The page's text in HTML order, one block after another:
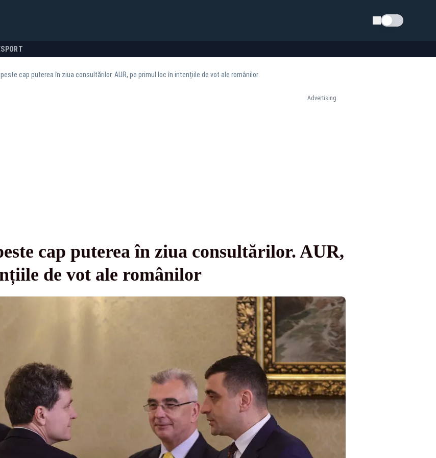
Schimba tema
SPORT
cap puterea în ziua consultărilor. AUR, pe primul loc în intențiile de vot ale românilor
Advertising
cap puterea în ziua consultărilor. AUR,
de vot ale românilor